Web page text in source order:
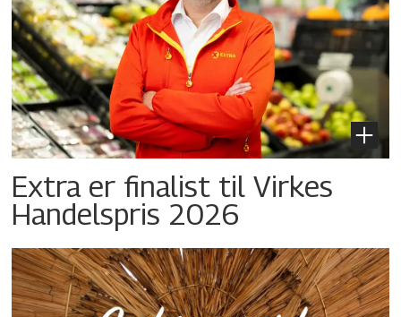
Extra er finalist til Virkes
Handelspris 2026